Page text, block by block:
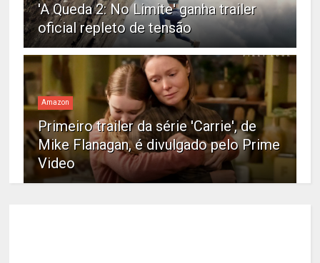
'A Queda 2: No Limite' ganha trailer
oficial repleto de tensão
Amazon
Primeiro trailer da série 'Carrie', de
Mike Flanagan, é divulgado pelo Prime
Video